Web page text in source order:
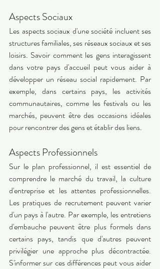
Aspects Sociaux
Les aspects sociaux d'une société incluent ses
structures familiales, ses réseaux sociaux et ses
loisirs. Savoir comment les gens interagissent
dans votre pays d'accueil peut vous aider à
développer un réseau social rapidement. Par
exemple, dans certains pays, les activités
communautaires, comme les festivals ou les
marchés, peuvent être des occasions idéales
pour rencontrer des gens et établir des liens.
Aspects Professionnels
Sur le plan professionnel, il est essentiel de
comprendre le marché du travail, la culture
d'entreprise et les attentes professionnelles.
Les pratiques de recrutement peuvent varier
d'un pays à l'autre. Par exemple, les entretiens
d'embauche peuvent être plus formels dans
certains pays, tandis que d'autres peuvent
privilégier une approche plus décontractée.
S'informer sur ces différences peut vous aider